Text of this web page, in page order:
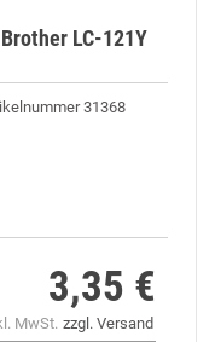
LC-121Y
31368
3,35 €
MwSt. zzgl. Versand